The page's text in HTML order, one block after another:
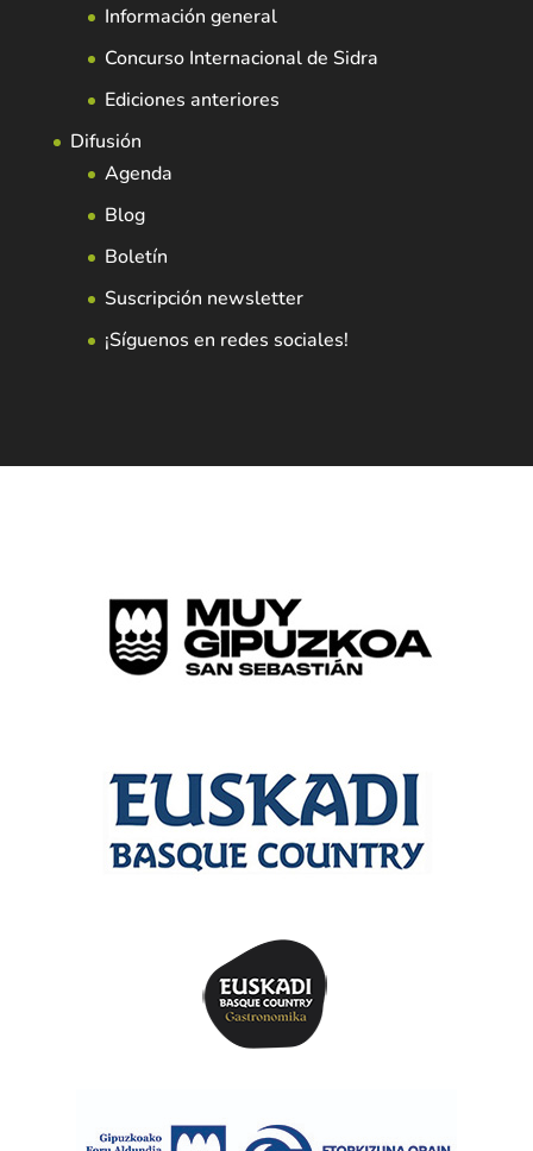
Información general
Concurso Internacional de Sidra
Ediciones anteriores
Difusión
Agenda
Blog
Boletín
Suscripción newsletter
¡Síguenos en redes sociales!